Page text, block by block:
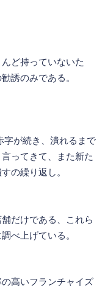
ど持っていないた
誘のみである。
字が続き、潰れるまで
ってきて、また新た
の繰り返し。
だけである、これら
べ上げている。
高いフランチャイズ